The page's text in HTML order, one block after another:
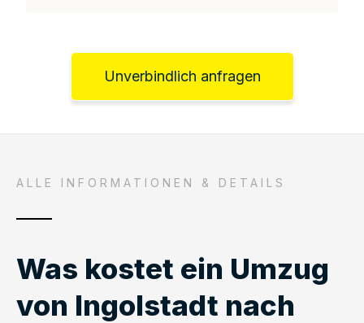
Unverbindlich anfragen
ALLE INFORMATIONEN & DETAILS
Was kostet ein Umzug
von Ingolstadt nach